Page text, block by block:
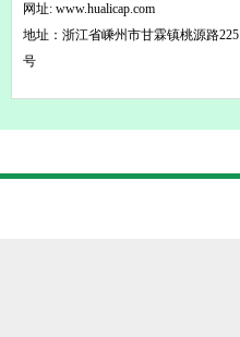
网址: www.hualicap.com
地址：浙江省嵊州市甘霖镇桃源路225
号